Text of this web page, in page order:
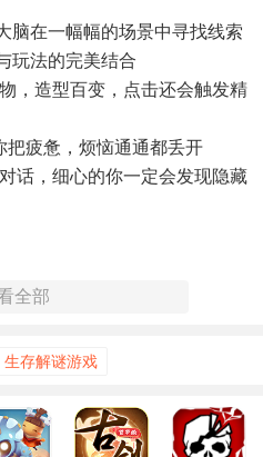
脑在一幅幅的场景中寻找线索
玩法的完美结合
，造型百变，点击还会触发精
疲惫，烦恼通通都丢开
话，细心的你一定会发现隐藏
的前方就是一个大坑，各种陷
，让玩家更加的有身临其境的
时间限制的，所以很多的机会
全部
生存解谜游戏